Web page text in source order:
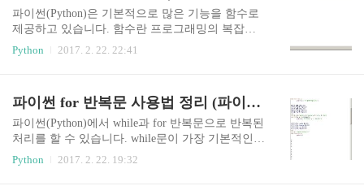
편리하게 만든다. 파이썬의 모든 데이터는 객체이
다. 함수 또한 객체다. 클래스에는 속성(멤버 변수),
파이썬 클래스 만들기 class robot: # robot 클래스를
들 때 사용한다. cl..
파이썬(Python)은 기본적으로 많은 기능을 함수로
제공하고 있습니다. 함수란 프로그래밍의 복잡도
를 낮추기 위해 특정 기능을 하나로 묶어서 따로 관
리하기 위해 사용됩니다. (함수를 특정 기능을 수
아서 처리하고 난 후 출력값을 내주는 역할을 합니
다. 경우에 따라 입력(인자) 또는 출력(리턴값)이
없을 수 있습니다. 파이썬 함수 사용 파이썬에서 기
한다.빌트인 함수(내장함수)의 종류는 dir(__builtin
Python 2017. 2. 22. 22:41
파이썬 for 반복문 사용법 정리 (파이썬 for else, iterable 자료형 순회)
파이썬(Python)에서 while과 for 반복문으로 반복된
처리를 할 수 있습니다. while문이 가장 기본적인
반복문이지만, 리스트, 사전 같은 반복 가능한(itera
ble) 자료형을 처리하기 위해서는 for문을 사용하는
Python 2017. 2. 22. 19:32